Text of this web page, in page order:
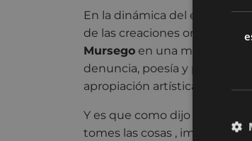
En la dinámica del
de las creaciones originales
Mursego en una montaña
denuncia, poesía y
apropiación artística a
Y es que como dijo
tomes las cosas , importa a